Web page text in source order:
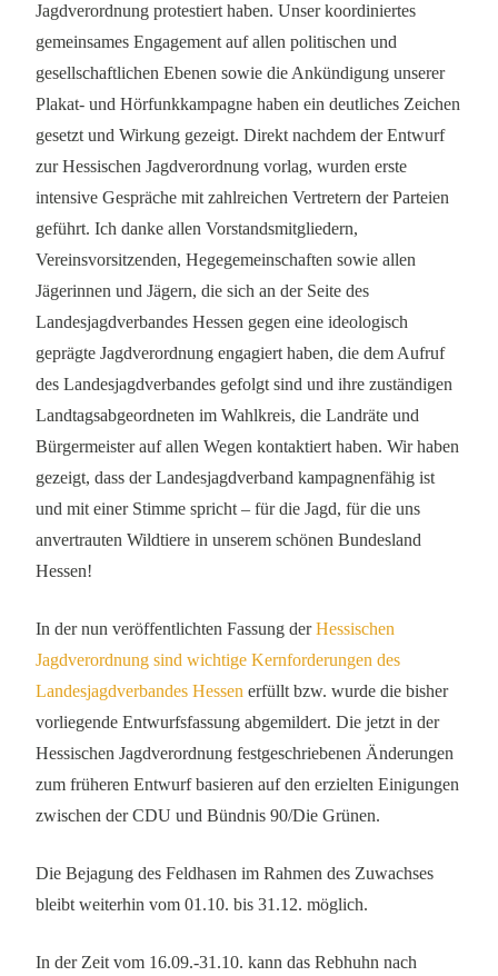
Jagdverordnung protestiert haben. Unser koordiniertes
gemeinsames Engagement auf allen politischen und
gesellschaftlichen Ebenen sowie die Ankündigung unserer
Plakat- und Hörfunkkampagne haben ein deutliches Zeichen
gesetzt und Wirkung gezeigt. Direkt nachdem der Entwurf
zur Hessischen Jagdverordnung vorlag, wurden erste
intensive Gespräche mit zahlreichen Vertretern der Parteien
geführt. Ich danke allen Vorstandsmitgliedern,
Vereinsvorsitzenden, Hegegemeinschaften sowie allen
Jägerinnen und Jägern, die sich an der Seite des
Landesjagdverbandes Hessen gegen eine ideologisch
geprägte Jagdverordnung engagiert haben, die dem Aufruf
des Landesjagdverbandes gefolgt sind und ihre zuständigen
Landtagsabgeordneten im Wahlkreis, die Landräte und
Bürgermeister auf allen Wegen kontaktiert haben. Wir haben
gezeigt, dass der Landesjagdverband kampagnenfähig ist
und mit einer Stimme spricht – für die Jagd, für die uns
anvertrauten Wildtiere in unserem schönen Bundesland
Hessen!
In der nun veröffentlichten Fassung derHessischen
Jagdverordnung sind wichtige Kernforderungen des
Landesjagdverbandes Hessen erfüllt bzw. wurde die bisher
vorliegende Entwurfsfassung abgemildert. Die jetzt in der
Hessischen Jagdverordnung festgeschriebenen Änderungen
zum früheren Entwurf basieren auf den erzielten Einigungen
zwischen der CDU und Bündnis 90/Die Grünen.
Die Bejagung des Feldhasen im Rahmen des Zuwachses
bleibt weiterhin vom 01.10. bis 31.12. möglich.
In der Zeit vom 16.09.-31.10. kann das Rebhuhn nach